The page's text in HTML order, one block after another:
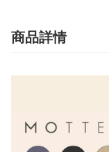
商品詳情